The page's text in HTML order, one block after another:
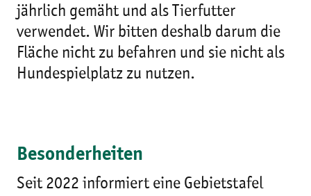
jährlich gemäht und als Tierfutter
verwendet. Wir bitten deshalb darum die
Fläche nicht zu befahren und sie nicht als
Hundespielplatz zu nutzen.
Besonderheiten
Seit 2022 informiert eine Gebietstafel